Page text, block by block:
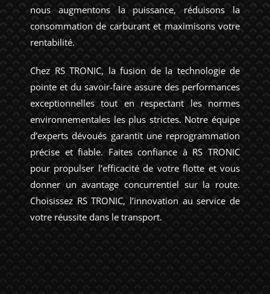
nous augmentons la puissance, réduisons la
consommation de carburant et maximisons votre
rentabilité.
Chez RS TRONIC, la fusion de la technologie de
pointe et du savoir-faire assure des performances
exceptionnelles tout en respectant les normes
environnementales les plus strictes. Notre équipe
d’experts dévoués garantit une reprogrammation
précise et fiable. Faites confiance à RS TRONIC
pour propulser l’efficacité de votre flotte et vous
donner un avantage concurrentiel sur la route.
Choisissez RS TRONIC, l’innovation au service de
votre réussite dans le transport.